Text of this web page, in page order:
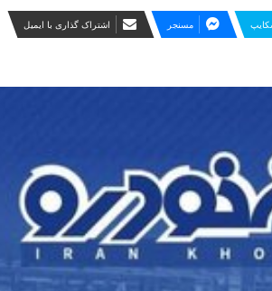
مسنجر اشتراک گذاری با ایمیل